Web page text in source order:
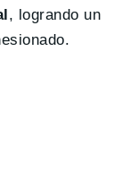
, logrando un